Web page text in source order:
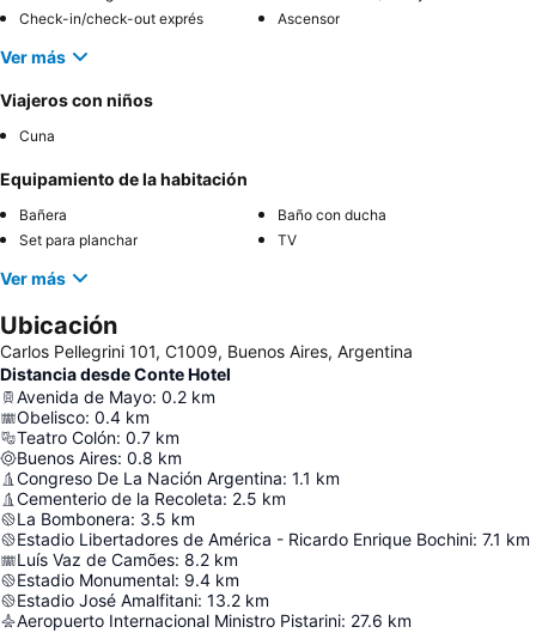
Check-in/check-out exprés
Ascensor
Ver más
Viajeros con niños
Cuna
Equipamiento de la habitación
Bañera
Baño con ducha
Set para planchar
TV
Ver más
Ubicación
Carlos Pellegrini 101, C1009, Buenos Aires, Argentina
Distancia desde Conte Hotel
Avenida de Mayo: 0.2 km
Obelisco: 0.4 km
Teatro Colón: 0.7 km
Buenos Aires: 0.8 km
Congreso De La Nación Argentina: 1.1 km
Cementerio de la Recoleta: 2.5 km
La Bombonera: 3.5 km
Estadio Libertadores de América - Ricardo Enrique Bochini: 7.1 km
Luís Vaz de Camões: 8.2 km
Estadio Monumental: 9.4 km
Estadio José Amalfitani: 13.2 km
Aeropuerto Internacional Ministro Pistarini: 27.6 km